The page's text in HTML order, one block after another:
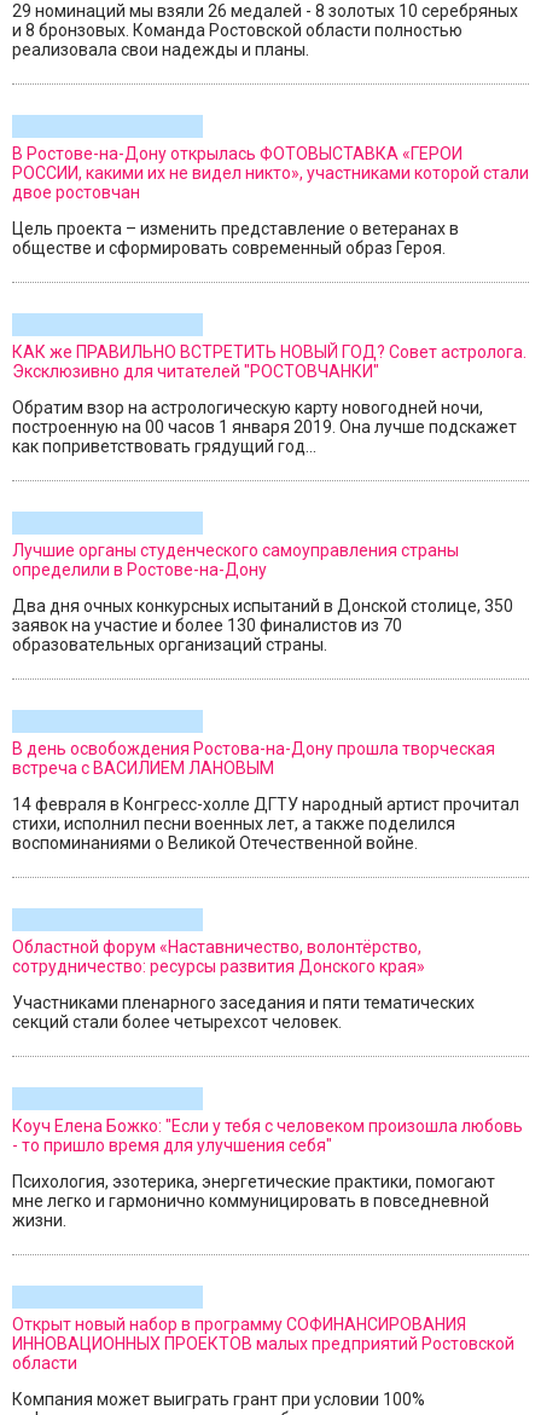
29 номинаций мы взяли 26 медалей - 8 золотых 10 серебряных
и 8 бронзовых. Команда Ростовской области полностью
реализовала свои надежды и планы.
В Ростове-на-Дону открылась ФОТОВЫСТАВКА «ГЕРОИ
РОССИИ, какими их не видел никто», участниками которой стали
двое ростовчан
Цель проекта – изменить представление о ветеранах в
обществе и сформировать современный образ Героя.
КАК же ПРАВИЛЬНО ВСТРЕТИТЬ НОВЫЙ ГОД? Совет астролога.
Эксклюзивно для читателей "РОСТОВЧАНКИ"
Обратим взор на астрологическую карту новогодней ночи,
построенную на 00 часов 1 января 2019. Она лучше подскажет
как поприветствовать грядущий год...
Лучшие органы студенческого самоуправления страны
определили в Ростове-на-Дону
Два дня очных конкурсных испытаний в Донской столице, 350
заявок на участие и более 130 финалистов из 70
образовательных организаций страны.
В день освобождения Ростова-на-Дону прошла творческая
встреча с ВАСИЛИЕМ ЛАНОВЫМ
14 февраля в Конгресс-холле ДГТУ народный артист прочитал
стихи, исполнил песни военных лет, а также поделился
воспоминаниями о Великой Отечественной войне.
Областной форум «Наставничество, волонтёрство,
сотрудничество: ресурсы развития Донского края»
Участниками пленарного заседания и пяти тематических
секций стали более четырехсот человек.
Коуч Елена Божко: "Если у тебя с человеком произошла любовь
- то пришло время для улучшения себя"
Психология, эзотерика, энергетические практики, помогают
мне легко и гармонично коммуницировать в повседневной
жизни.
Открыт новый набор в программу СОФИНАНСИРОВАНИЯ
ИННОВАЦИОННЫХ ПРОЕКТОВ малых предприятий Ростовской
области
Компания может выиграть грант при условии 100%